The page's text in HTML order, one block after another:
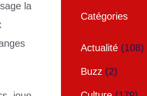
la
Catégories
Actualité (108)
Buzz (2)